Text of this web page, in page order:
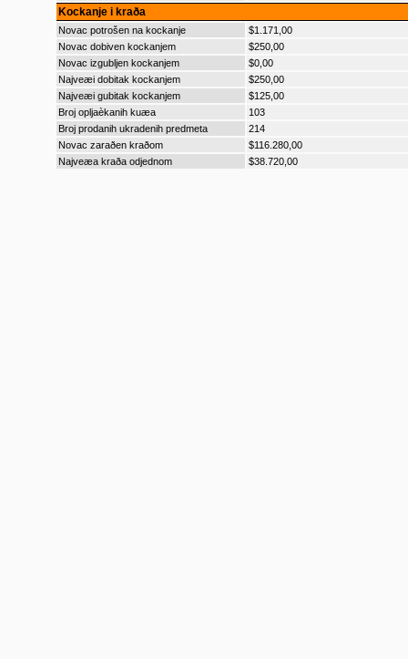
Kockanje i kraða
Novac potrošen na kockanje
$1.171,00
Novac dobiven kockanjem
$250,00
Novac izgubljen kockanjem
$0,00
Najveæi dobitak kockanjem
$250,00
Najveæi gubitak kockanjem
$125,00
Broj opljaèkanih kuæa
103
Broj prodanih ukradenih predmeta
214
Novac zaraðen kraðom
$116.280,00
Najveæa kraða odjednom
$38.720,00